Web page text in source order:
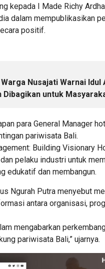
kepada I Made Richy
dalam mempublikasikan
positif.
Nusajati Warnai Idul
Dibagikan untuk
para General Manager
pariwisata Bali.
Building Visionary
pelaku industri untuk
edukatif dan membangun.
Ngurah Putra menyebut
antara organisasi,
mengabarkan
pariwisata Bali,” ujarnya.